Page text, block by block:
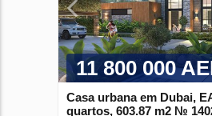
11 800 000
Casa urbana em Dubai,
quartos, 603.87 m2 №